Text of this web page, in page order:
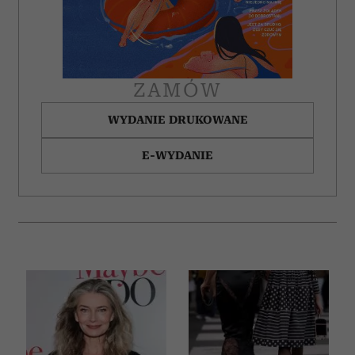
ZAMÓW
WYDANIE DRUKOWANE
E-WYDANIE